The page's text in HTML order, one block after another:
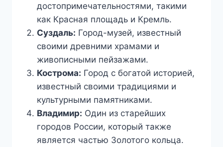
достопримечательностями, такими
как Красная площадь и Кремль.
Суздаль: Город-музей, известный
своими древними храмами и
живописными пейзажами.
Кострома: Город с богатой историей,
известный своими традициями и
культурными памятниками.
Владимир: Один из старейших
городов России, который также
является частью Золотого кольца.